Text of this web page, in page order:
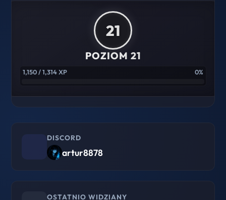
21
POZIOM 21
1,150 / 1,314 XP 0%
DISCORD
artur8878
OSTATNIO WIDZIANY